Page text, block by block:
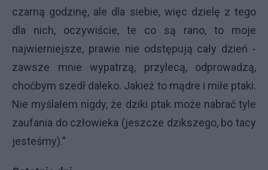
czarną godzinę, ale dla siebie, więc dzielę z tego
dla nich, oczywiście, te co są rano, to moje
najwierniejsze, prawie nie odstępują cały dzień -
zawsze mnie wypatrzą, przylecą, odprowadzą,
choćbym szedł daleko. Jakież to mądre i miłe ptaki.
Nie myślałem nigdy, że dziki ptak może nabrać tyle
zaufania do człowieka (jeszcze dzikszego, bo tacy
jesteśmy).”